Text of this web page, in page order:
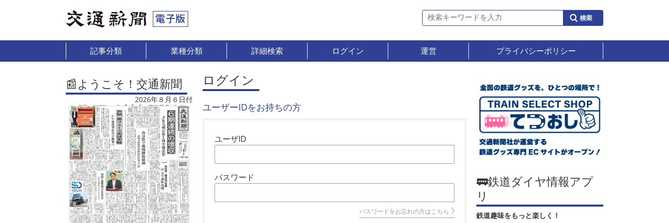
記事分類 業種分類 詳細検索 ログイン 運営 プライバシーポリシー
📰ようこそ！交通新聞
2026年８月６日付
ログイン
ユーザーIDをお持ちの方
ユーザID
パスワード
パスワードをお忘れの方はこちら
🚃鉄道ダイヤ情報アプ
リ
鉄道趣味をもっと楽しく！